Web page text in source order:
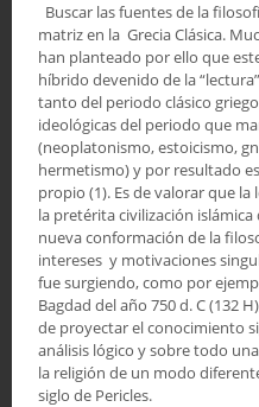
Buscar las fuentes de la
matriz en la Grecia Clásica.
han planteado por ello que
híbrido devenido de la
tanto del periodo clásico
ideológicas del periodo que
(neoplatonismo, estoicismo,
hermetismo) y por resultado
propio (1). Es de valorar que
la pretérita civilización
nueva conformación de la
intereses y motivaciones
fue surgiendo, como por
Bagdad del año 750 d. C (132
de proyectar el conocimiento
análisis lógico y sobre todo
la religión de un modo
siglo de Pericles.